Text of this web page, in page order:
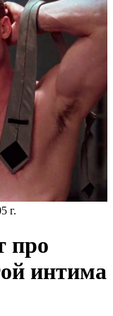
г.
про
интима